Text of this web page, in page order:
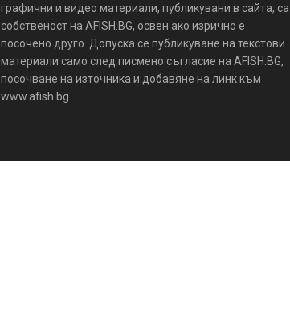
графични и видео материали, публикувани в сайта, са
собственост на AFISH.BG, освен ако изрично е
посочено друго. Допуска се публикуване на текстови
материали само след писмено съгласие на AFISH.BG,
посочване на източника и добавяне на линк към
www.afish.bg.